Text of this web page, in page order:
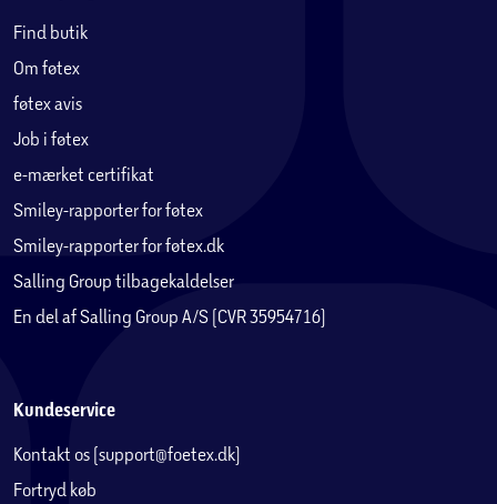
Find butik
Om føtex
føtex avis
Job i føtex
e-mærket certifikat
Smiley-rapporter for føtex
Smiley-rapporter for føtex.dk
Salling Group tilbagekaldelser
En del af Salling Group A/S (CVR 35954716)
Kundeservice
Kontakt os (support@foetex.dk)
Fortryd køb